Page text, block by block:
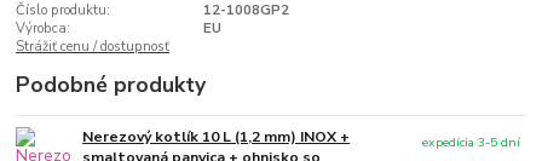
Číslo produktu:
12-1008GP2
Výrobca:
EU
Strážiť cenu / dostupnosť
Podobné produkty
Nerezový kotlík 10 L (1,2 mm) INOX +
expedícia 3-5 dní